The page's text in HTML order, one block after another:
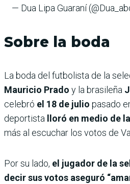
— Dua Lipa Guaraní
Sobre la boda
La boda del futbolista de la
Mauricio Prado y la brasileña
celebró el 18 de julio pasado
deportista
lloró en medio de
más al escuchar los votos de
Por su lado, el jugador de la
decir sus votos aseguró